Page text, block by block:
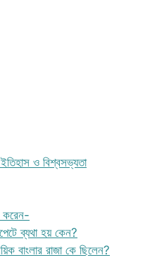
ও বিশ্বসভ্যতা
করেন-
ব্যথা হয় কেন?
বাংলার রাজা কে ছিলেন?